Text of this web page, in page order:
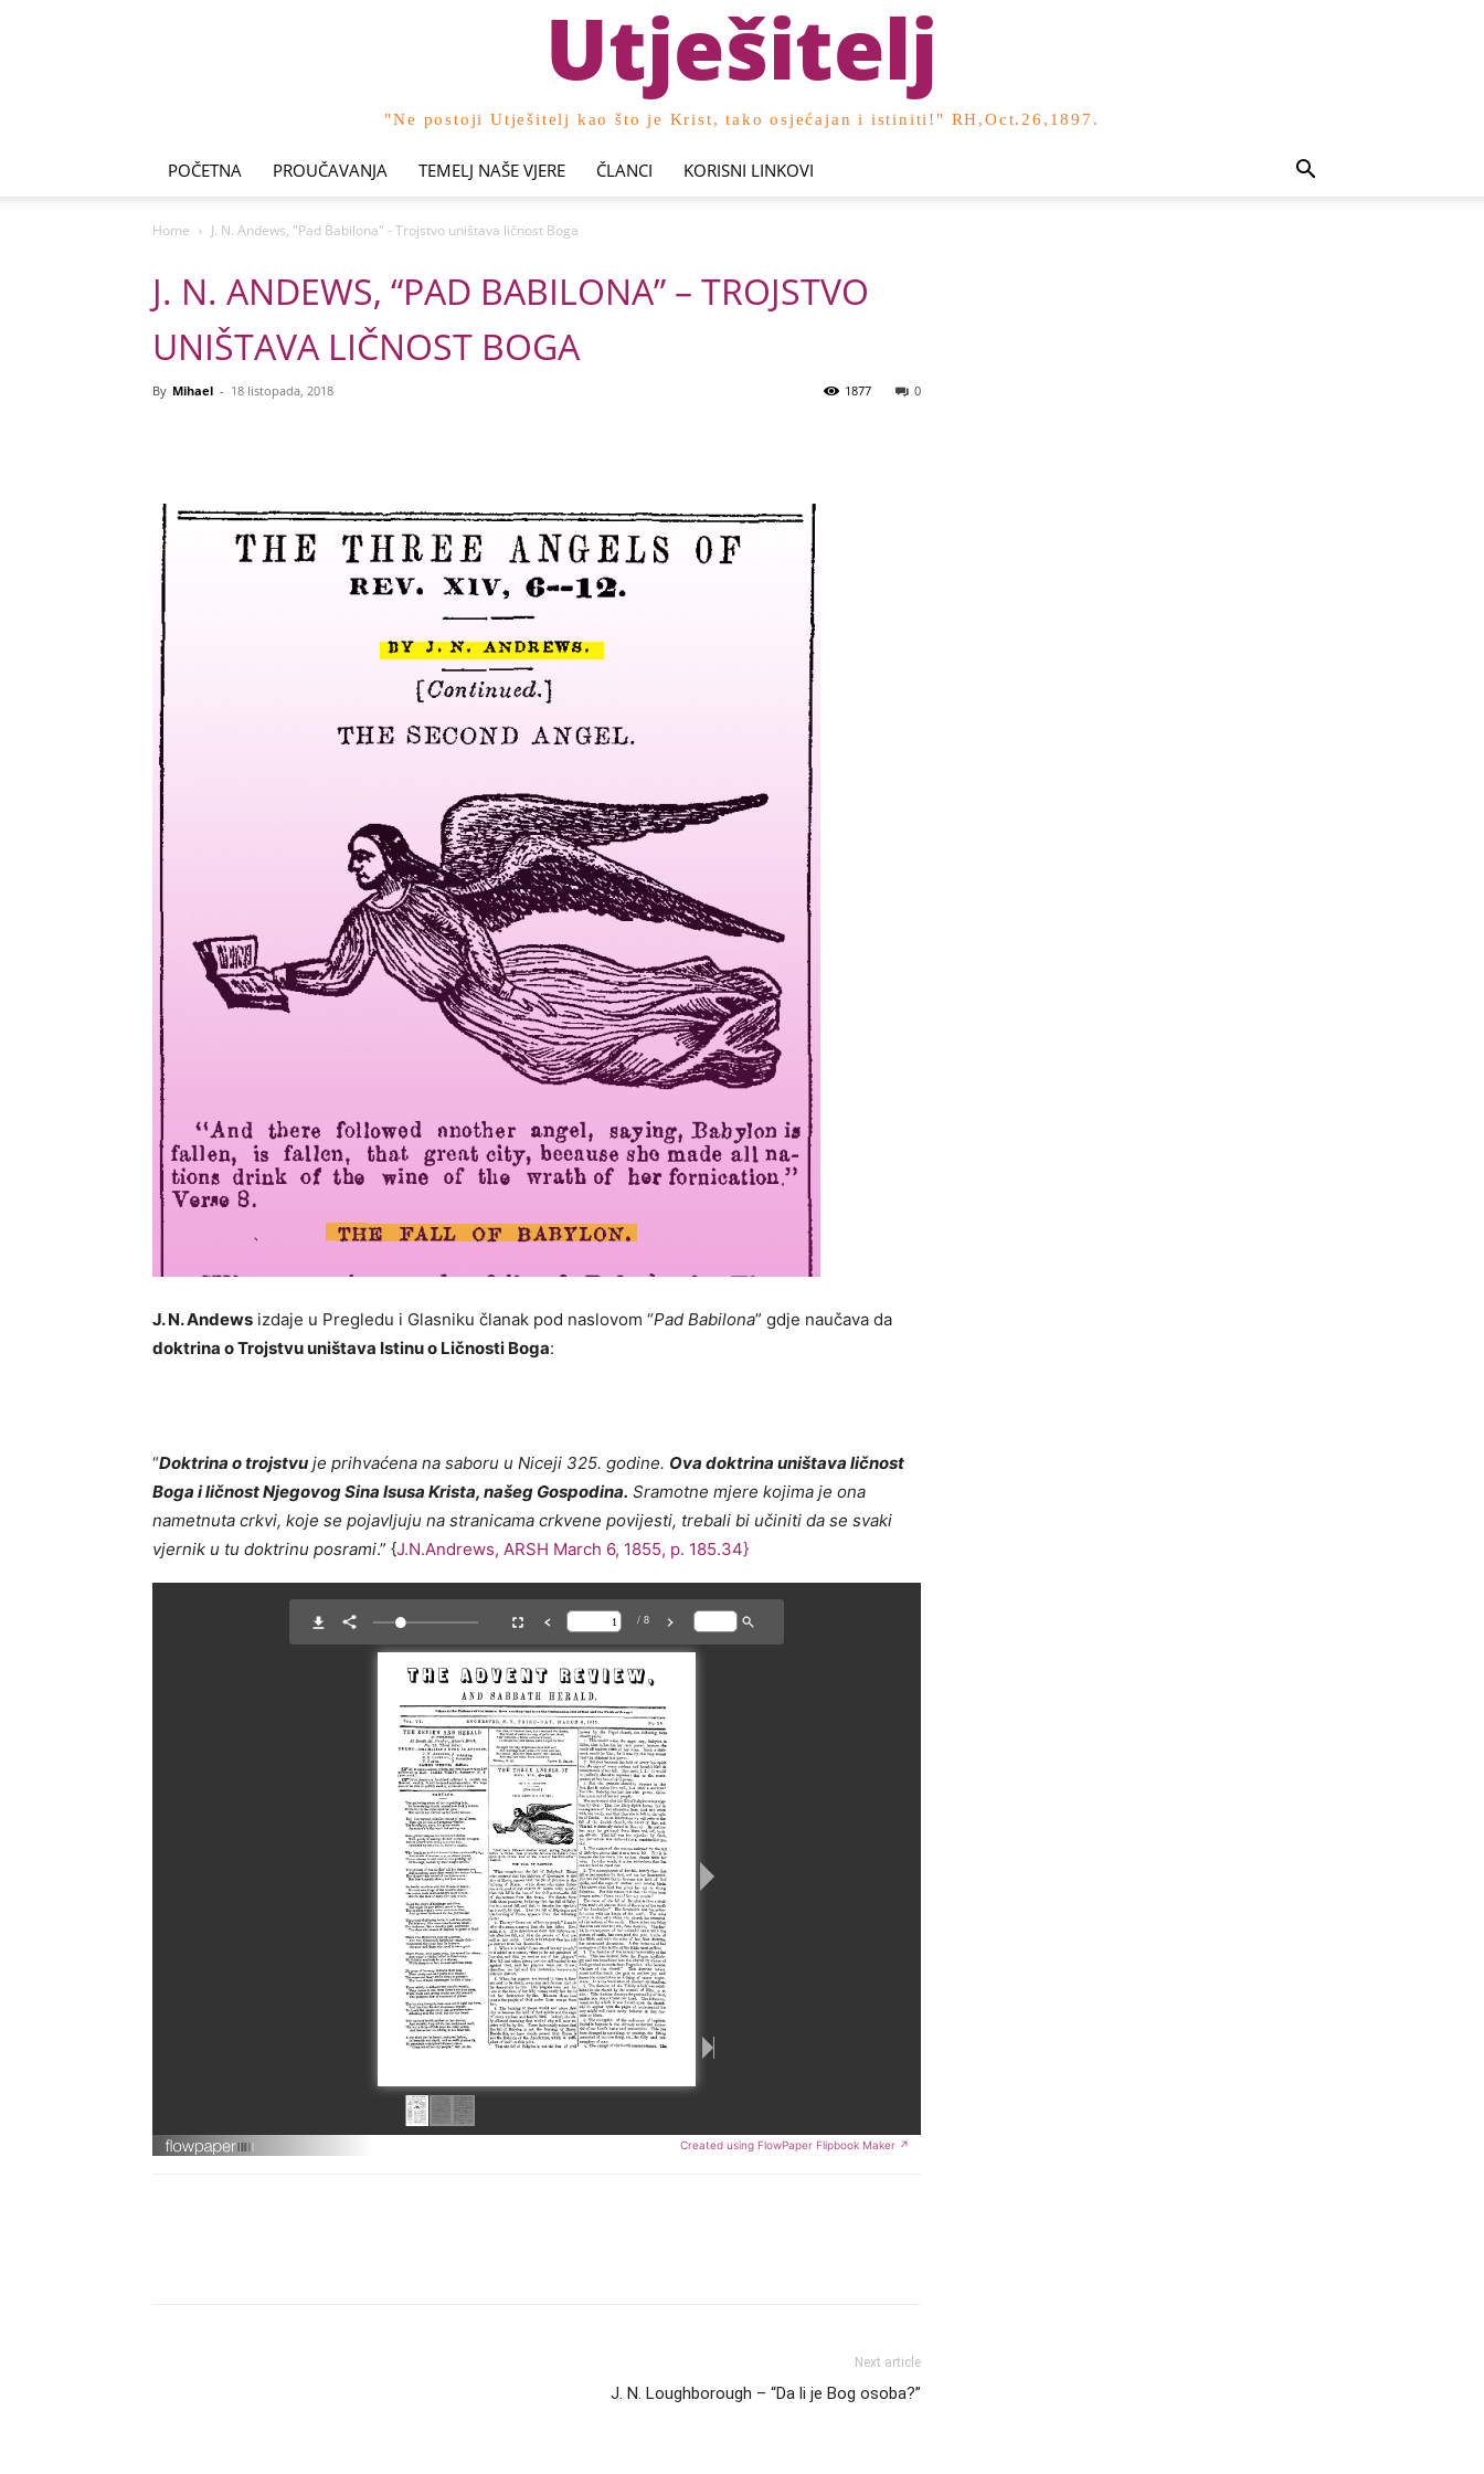
Utješitelj
"Ne postoji Utješitelj kao što je Krist, tako osjećajan i istiniti!" RH,Oct.26,1897.
POČETNA PROUČAVANJA TEMELJ NAŠE VJERE ČLANCI KORISNI LINKOVI
Home J. N. Andews, "Pad Babilona" - Trojstvo uništava ličnost Boga
J. N. ANDEWS, “PAD BABILONA” – TROJSTVO
UNIŠTAVA LIČNOST BOGA
By Mihael - 18 listopada, 2018 0
1877
J. N. Andews izdaje u Pregledu i Glasniku članak pod naslovom “Pad Babilona” gdje naučava da
doktrina o Trojstvu uništava Istinu o Ličnosti Boga:
“Doktrina o trojstvu je prihvaćena na saboru u Niceji 325. godine. Ova doktrina uništava ličnost
Boga i ličnost Njegovog Sina Isusa Krista, našeg Gospodina. Sramotne mjere kojima je ona
nametnuta crkvi, koje se pojavljuju na stranicama crkvene povijesti, trebali bi učiniti da se svaki
vjernik u tu doktrinu posrami.” {J.N.Andrews, ARSH March 6, 1855, p. 185.34}
Created using FlowPaper Flipbook Maker ↗
Next article
J. N. Loughborough – “Da li je Bog osoba?”